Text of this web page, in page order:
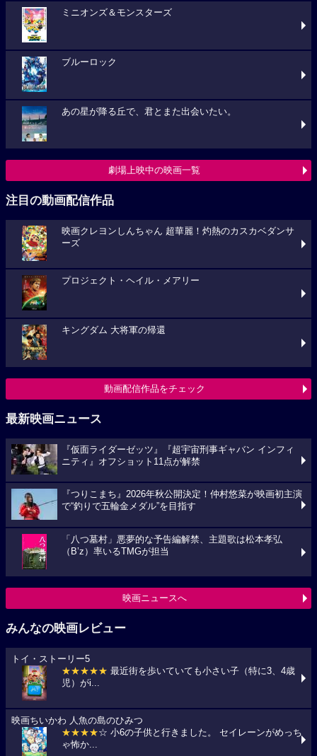
ミニオンズ＆モンスターズ
ブルーロック
あの星が降る丘で、君とまた出会いたい。
劇場上映中の映画一覧
注目の動画配信作品
映画クレヨンしんちゃん 超華麗！灼熱のカスカベダンサ
ーズ
プロジェクト・ヘイル・メアリー
キングダム 大将軍の帰還
動画配信作品をチェック
最新映画ニュース
『仮面ライダーゼッツ』『超宇宙刑事ギャバン インフィ
ニティ』オフショット11点が解禁
『つりこまち』2026年秋公開決定！仲村悠菜が映画初主演
で“釣りで五輪金メダル”を目指す
「八つ墓村」悪夢的な予告編解禁、主題歌は松本孝弘
（B’z）率いるTMGが担当
映画ニュースへ
みんなの映画レビュー
トイ・ストーリー5
★★★★★ 最近街を歩いていても小さい子（特に3、4歳
児）がi...
映画ちいかわ 人魚の島のひみつ
★★★★☆ 小6の子供と行きました。 セイレーンがめっち
ゃ怖か...